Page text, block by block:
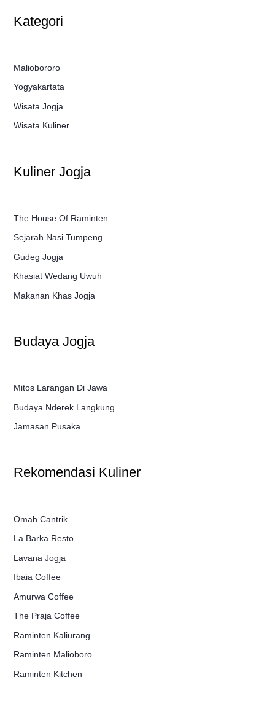
Kategori
Maliobororo
Yogyakartata
Wisata Jogja
Wisata Kuliner
Kuliner Jogja
The House Of Raminten
Sejarah Nasi Tumpeng
Gudeg Jogja
Khasiat Wedang Uwuh
Makanan Khas Jogja
Budaya Jogja
Mitos Larangan Di Jawa
Budaya Nderek Langkung
Jamasan Pusaka
Rekomendasi Kuliner
Omah Cantrik
La Barka Resto
Lavana Jogja
Ibaia Coffee
Amurwa Coffee
The Praja Coffee
Raminten Kaliurang
Raminten Malioboro
Raminten Kitchen